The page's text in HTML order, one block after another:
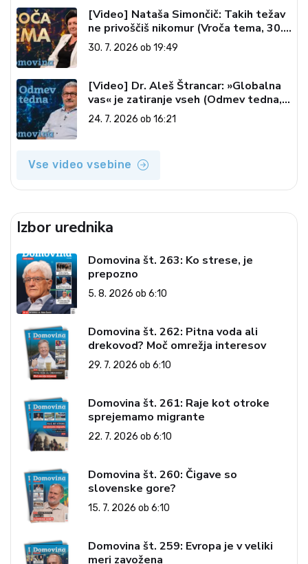
[Video] Nataša Simončič: Takih težav
ne privoščiš nikomur (Vroča tema, 30.
7. 2026)
30. 7. 2026 ob 19:49
[Video] Dr. Aleš Štrancar: »Globalna
vas« je zatiranje vseh (Odmev tedna,
24. 7. 2026)
24. 7. 2026 ob 16:21
Vse video vsebine
Izbor urednika
Domovina št. 263: Ko strese, je
prepozno
5. 8. 2026 ob 6:10
Domovina št. 262: Pitna voda ali
drekovod? Moč omrežja interesov
29. 7. 2026 ob 6:10
Domovina št. 261: Raje kot otroke
sprejemamo migrante
22. 7. 2026 ob 6:10
Domovina št. 260: Čigave so
slovenske gore?
15. 7. 2026 ob 6:10
Domovina št. 259: Evropa je v veliki
meri zavožena